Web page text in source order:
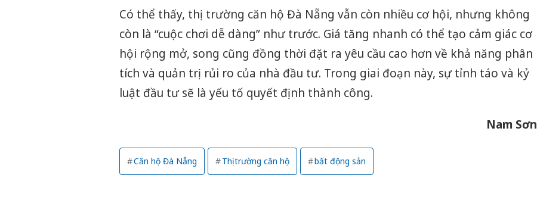
Có thể thấy, thị trường căn hộ Đà Nẵng vẫn còn nhiều cơ hội, nhưng không
còn là “cuộc chơi dễ dàng” như trước. Giá tăng nhanh có thể tạo cảm giác cơ
hội rộng mở, song cũng đồng thời đặt ra yêu cầu cao hơn về khả năng phân
tích và quản trị rủi ro của nhà đầu tư. Trong giai đoạn này, sự tỉnh táo và kỷ
luật đầu tư sẽ là yếu tố quyết định thành công.
Nam Sơn
Căn hộ Đà Nẵng Thị trường căn hộ bất động sản